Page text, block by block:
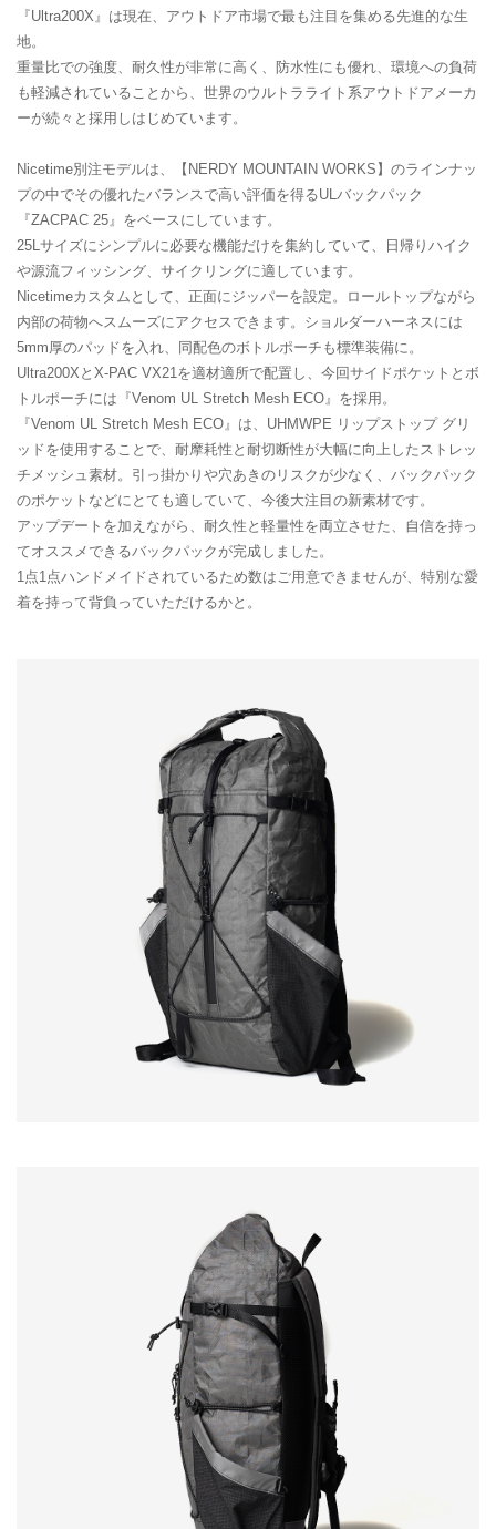
『Ultra200X』は現在、アウトドア市場で最も注目を集める先進的な生
地。
重量比での強度、耐久性が非常に高く、防水性にも優れ、環境への負荷
も軽減されていることから、世界のウルトラライト系アウトドアメーカ
ーが続々と採用しはじめています。
Nicetime別注モデルは、【NERDY MOUNTAIN WORKS】のラインナッ
プの中でその優れたバランスで高い評価を得るULバックパック
『ZACPAC 25』をベースにしています。
25Lサイズにシンプルに必要な機能だけを集約していて、日帰りハイク
や源流フィッシング、サイクリングに適しています。
Nicetimeカスタムとして、正面にジッパーを設定。ロールトップながら
内部の荷物へスムーズにアクセスできます。ショルダーハーネスには
5mm厚のパッドを入れ、同配色のボトルポーチも標準装備に。
Ultra200XとX-PAC VX21を適材適所で配置し、今回サイドポケットとボ
トルポーチには『Venom UL Stretch Mesh ECO』を採用。
『Venom UL Stretch Mesh ECO』は、UHMWPE リップストップ グリ
ッドを使用することで、耐摩耗性と耐切断性が大幅に向上したストレッ
チメッシュ素材。引っ掛かりや穴あきのリスクが少なく、バックパック
のポケットなどにとても適していて、今後大注目の新素材です。
アップデートを加えながら、耐久性と軽量性を両立させた、自信を持っ
てオススメできるバックパックが完成しました。
1点1点ハンドメイドされているため数はご用意できませんが、特別な愛
着を持って背負っていただけるかと。